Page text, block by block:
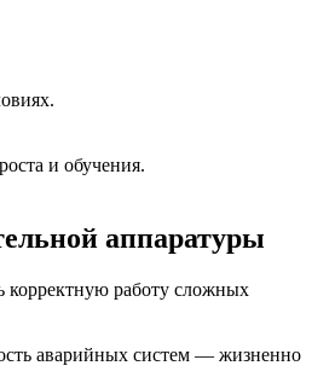
и обучения.
аппаратуры
корректную работу сложных
аварийных систем — жизненно